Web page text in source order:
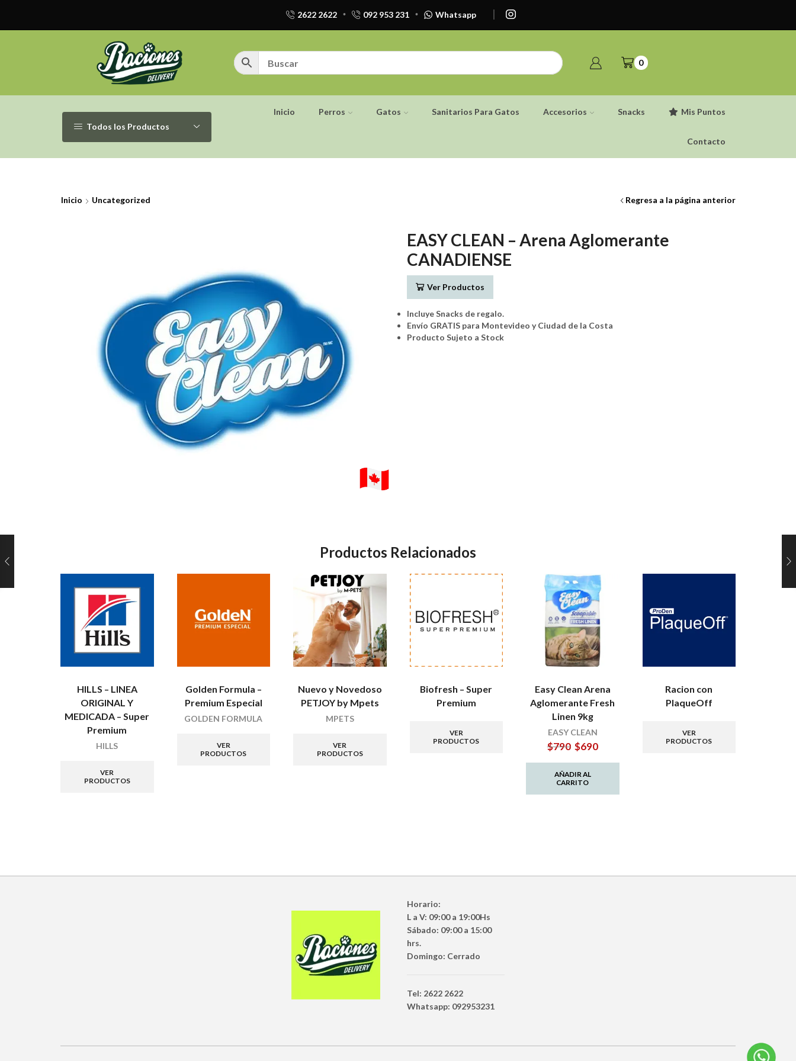
2622 2622 092 953 231 Whatsapp
0
Todos los Productos
Inicio Perros Gatos Sanitarios Para Gatos Accesorios Snacks Mis Puntos
Contacto
Inicio Uncategorized Regresa a la página anterior
EASY CLEAN – Arena Aglomerante
CANADIENSE
Ver Productos
Incluye Snacks de regalo.
Envío GRATIS para Montevideo y Ciudad de la Costa
Producto Sujeto a Stock
Productos Relacionados
HILLS – LINEA
ORIGINAL Y
MEDICADA – Super
Premium
HILLS
VER
PRODUCTOS
Golden Formula –
Premium Especial
GOLDEN FORMULA
VER
PRODUCTOS
Nuevo y Novedoso
PETJOY by Mpets
MPETS
VER
PRODUCTOS
Biofresh – Super
Premium
VER
PRODUCTOS
Easy Clean Arena
Aglomerante Fresh
Linen 9kg
EASY CLEAN
$790 El
original
era:
$790.
$690El
$690.
AÑADIR AL
CARRITO
Racion con
PlaqueOff
VER
PRODUCTOS
Horario:
L a V: 09:00 a 19:00Hs
Sábado: 09:00 a 15:00
hrs.
Domingo: Cerrado
Tel: 2622 2622
Whatsapp: 092953231